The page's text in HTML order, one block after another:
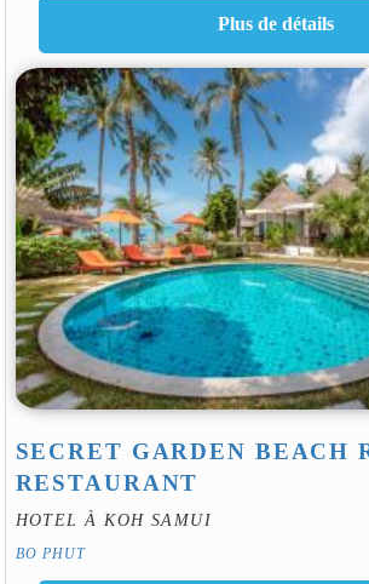
SECRET GARDEN BEACH
RESTAURANT
HOTEL À KOH SAMUI
BO PHUT